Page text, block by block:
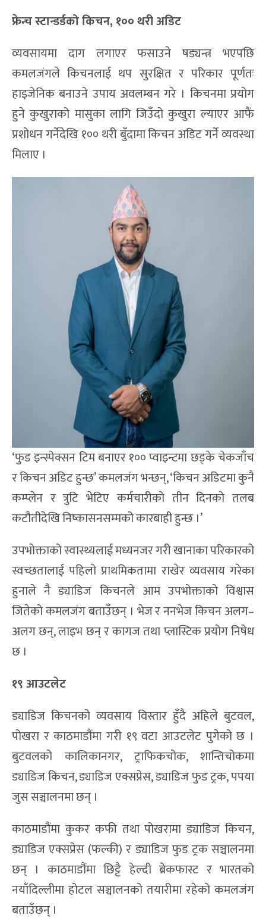
फ्रेन्च स्टान्डर्डको किचन, १०० थरी अडिट
व्यवसायमा दाग लगाएर फसाउने षड्यन्त्र भएपछि
कमलजंगले किचनलाई थप सुरक्षित र परिकार पूर्णतः
हाइजेनिक बनाउने उपाय अवलम्बन गरे । किचनमा प्रयोग
हुने कुखुराको मासुका लागि जिउँदो कुखुरा ल्याएर आफैं
प्रशोधन गर्नेदेखि १०० थरी बुँदामा किचन अडिट गर्ने व्यवस्था
मिलाए ।
‘फुड इन्स्पेक्सन टिम बनाएर १०० प्वाइन्टमा छड्के चेकजाँच
र किचन अडिट हुन्छ’ कमलजंग भन्छन्, ‘किचन अडिटमा कुनै
कम्प्लेन र त्रुटि भेटिए कर्मचारीको तीन दिनको तलब
कटौतीदेखि निष्कासनसम्मको कारबाही हुन्छ ।’
उपभोक्ताको स्वास्थ्यलाई मध्यनजर गरी खानाका परिकारको
स्वच्छतालाई पहिलो प्राथमिकतामा राखेर व्यवसाय गरेका
हुनाले नै ड्याडिज किचनले आम उपभोक्ताको विश्वास
जितेको कमलजंग बताउँछन् । भेज र ननभेज किचन अलग–
अलग छन्, लाइभ छन् र कागज तथा प्लास्टिक प्रयोग निषेध
छ ।
१९ आउटलेट
ड्याडिज किचनको व्यवसाय विस्तार हुँदै अहिले बुटवल,
पोखरा र काठमाडौंमा गरी १९ वटा आउटलेट पुगेको छ ।
बुटवलको कालिकानगर, ट्राफिकचोक, शान्तिचोकमा
ड्याडिज किचन, ड्याडिज एक्सप्रेस, ड्याडिज फुड ट्रक, पपया
जुस सञ्चालनमा छन् ।
काठमाडौंमा कुकर कफी तथा पोखरामा ड्याडिज किचन,
ड्याडिज एक्सप्रेस (फल्की) र ड्याडिज फुड ट्रक सञ्चालनमा
छन् । काठमाडौंमा छिट्टै हेल्दी ब्रेकफास्ट र भारतको
नयाँदिल्लीमा होटल सञ्चालनको तयारीमा रहेको कमलजंग
बताउँछन् ।